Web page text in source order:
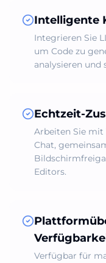
Intelligente
Integrieren Sie
um Code zu
analysieren und
Echtzeit-
Arbeiten Sie
Chat,
Editors.
Verfügbar für